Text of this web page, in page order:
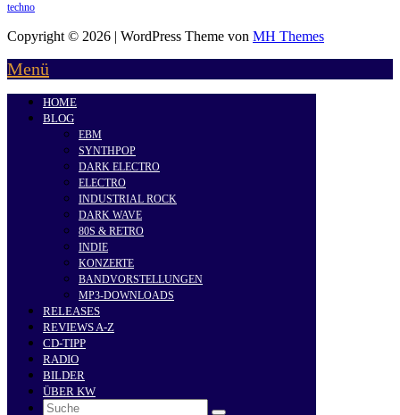
techno
Copyright © 2026 | WordPress Theme von MH Themes
Menü
HOME
BLOG
EBM
SYNTHPOP
DARK ELECTRO
ELECTRO
INDUSTRIAL ROCK
DARK WAVE
80S & RETRO
INDIE
KONZERTE
BANDVORSTELLUNGEN
MP3-DOWNLOADS
RELEASES
REVIEWS A-Z
CD-TIPP
RADIO
BILDER
ÜBER KW
Search